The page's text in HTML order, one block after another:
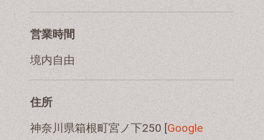
営業時間
境内自由
住所
神奈川県箱根町宮ノ下250 [Google